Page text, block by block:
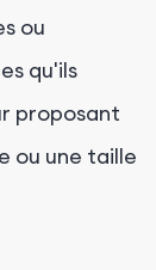
ou
qu'ils
proposant
ou une taille